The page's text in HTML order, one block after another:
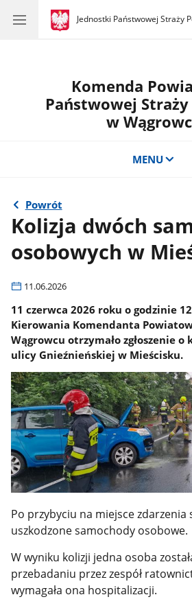
gov.pl
Jednostki Państwowej Straży
gov.pl
Jednostki
Komenda
Państwowej
w
MENU
Powrót
Kolizja dwóch
osobowych w
11.06.2026
11 czerwca 2026 roku o godzinie
Kierowania Komendanta
Wągrowcu otrzymało zgłoszenie
ulicy Gnieźnieńskiej w Mieścisku.
Po przybyciu na miejsce zdarzenia
uszkodzone samochody osobowe.
W wyniku kolizji jedna osoba
przebadaniu przez zespół
wymagała ona hospitalizacji.